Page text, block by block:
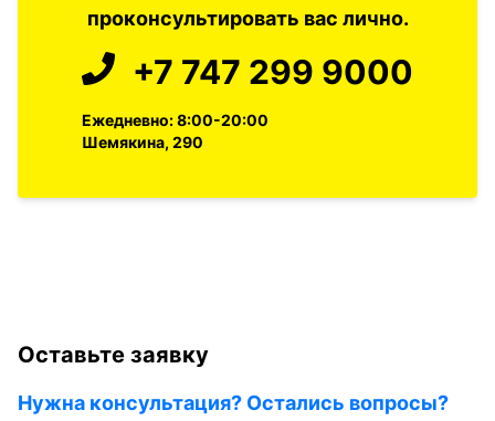
проконсультировать вас лично.
+7 747 299 9000
Ежедневно: 8:00-20:00
Шемякина, 290
Оставьте заявку
Нужна консультация? Остались вопросы?